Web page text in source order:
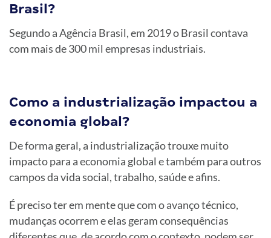
Brasil?
Segundo a Agência Brasil, em 2019 o Brasil contava
com mais de 300 mil empresas industriais.
Como a industrialização impactou a
economia global?
De forma geral, a industrialização trouxe muito
impacto para a economia global e também para outros
campos da vida social, trabalho, saúde e afins.
É preciso ter em mente que com o avanço técnico,
mudanças ocorrem e elas geram consequências